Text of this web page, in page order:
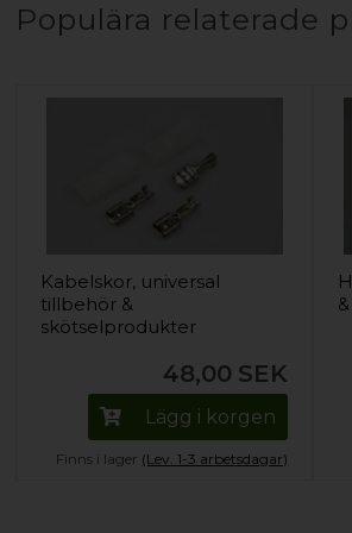
Populära relaterade
Kabelskor, universal
tillbehör &
skötselprodukter
48,00 SEK
Lägg i korgen
Finns i lager (Lev. 1-3 arbetsdagar)